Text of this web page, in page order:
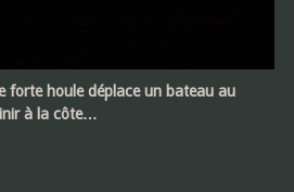
forte houle déplace un bateau au
à la côte…